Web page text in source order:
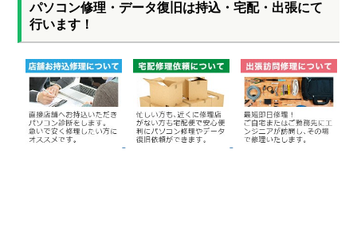
パソコン修理・データ復旧は持込・宅配・出張にて
行います！